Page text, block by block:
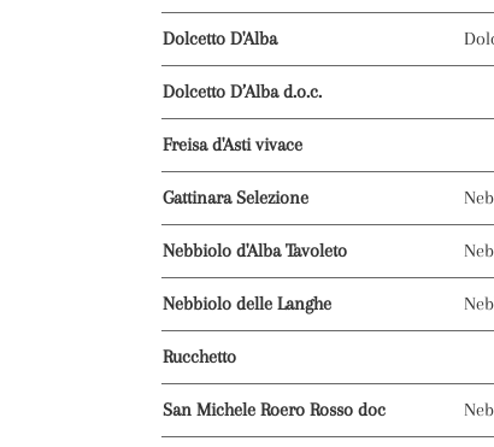
Dolcetto D'Alba
Dolcetto D’Alba d.o.c.
Freisa d'Asti vivace
Gattinara Selezione
Nebbiolo d'Alba Tavoleto
Nebbiolo delle Langhe
Rucchetto
San Michele Roero Rosso doc